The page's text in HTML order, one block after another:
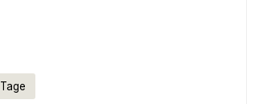
5 von 5 Sternen